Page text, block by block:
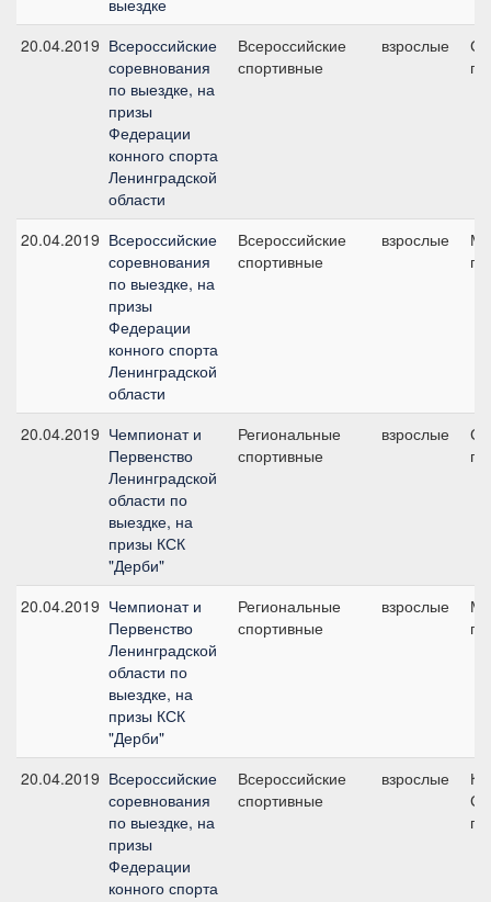
выездке
20.04.2019 Всероссийские
соревнования
по выездке, на
призы
Федерации
конного спорта
Ленинградской
области
Всероссийские
спортивные
взрослые
20.04.2019 Всероссийские
соревнования
по выездке, на
призы
Федерации
конного спорта
Ленинградской
области
Всероссийские
спортивные
взрослые
20.04.2019 Чемпионат и
Первенство
Ленинградской
области по
выездке, на
призы КСК
"Дерби"
Региональные
спортивные
взрослые
20.04.2019 Чемпионат и
Первенство
Ленинградской
области по
выездке, на
призы КСК
"Дерби"
Региональные
спортивные
взрослые
20.04.2019 Всероссийские
соревнования
по выездке, на
призы
Федерации
конного спорта
Всероссийские
спортивные
взрослые